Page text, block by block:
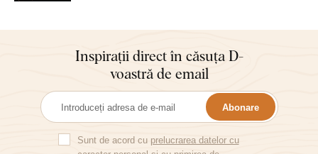
Inspirații direct în căsuța D-
voastră de email
Abonare
Sunt de acord cu prelucrarea datelor cu